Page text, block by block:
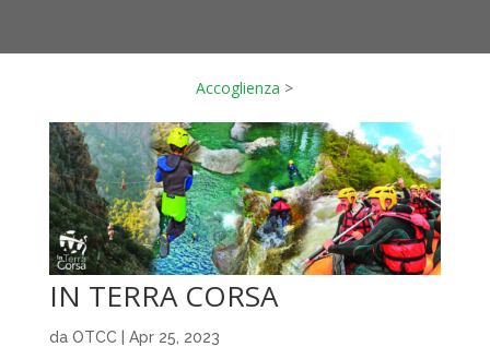
Accoglienza >
IN TERRA CORSA
da OTCC| Apr 25, 2023